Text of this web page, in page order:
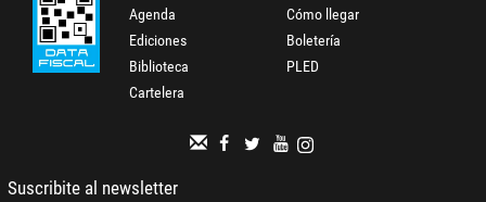
Agenda
Ediciones
Biblioteca
Cartelera
Cómo llegar
Boletería
PLED
Suscribite al newsletter